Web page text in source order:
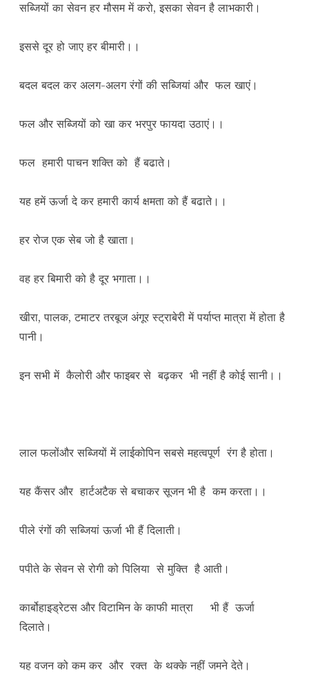
सब्जियों का सेवन हर मौसम में करो, इसका सेवन है लाभकारी।
इससे दूर हो जाए हर बीमारी।।
बदल बदल कर अलग-अलग रंगों की सब्जियां और फल खाएं।
फल और सब्जियों को खा कर भरपुर फायदा उठाएं।।
फल हमारी पाचन शक्ति को हैं बढाते।
यह हमें ऊर्जा दे कर हमारी कार्य क्षमता को हैं बढाते।।
हर रोज एक सेब जो है खाता।
वह हर बिमारी को है दूर भगाता।।
खीरा, पालक, टमाटर तरबूज अंगूर स्ट्राबेरी में पर्याप्त मात्रा में होता है
पानी।
इन सभी में कैलोरी और फाइबर से बढ़कर भी नहीं है कोई सानी।।
लाल फलोंऔर सब्जियों में लाईकोपिन सबसे महत्वपूर्ण रंग है होता।
यह कैंसर और हार्टअटैक से बचाकर सूजन भी है कम करता।।
पीले रंगों की सब्जियां ऊर्जा भी हैं दिलाती।
पपीते के सेवन से रोगी को पिलिया से मुक्ति है आती।
कार्बोहाइड्रेटस और विटामिन के काफी मात्रा भी हैं ऊर्जा
दिलाते।
यह वजन को कम कर और रक्त के थक्के नहीं जमने देते।